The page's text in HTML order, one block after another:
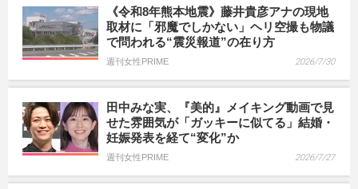
《令和8年熊本地震》藤井貴彦アナの現地
取材に「邪魔でしかない」ヘリ空撮も物議
で問われる“震災報道”の在り方
週刊女性PRIME 2026/7/30
田中みな実、『美的』メイキング動画で見
せた雰囲気が「ガッキーに似てる」結婚・
妊娠発表を経て“変化”か
週刊女性PRIME 2026/7/27